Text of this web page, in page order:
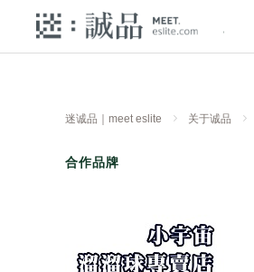
迷诚品｜meet eslite 关于诚品
合作品牌